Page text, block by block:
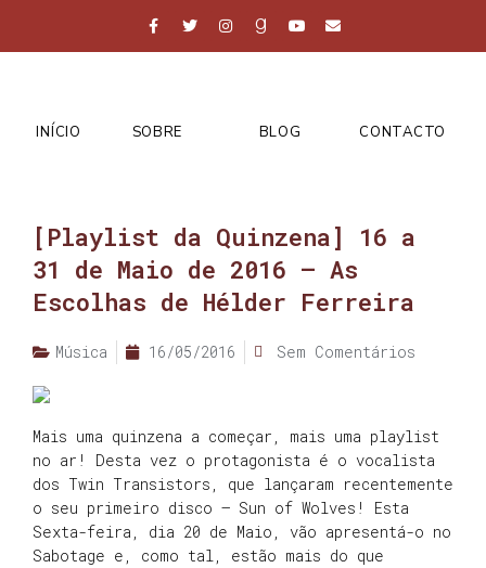
INÍCIO SOBRE BLOG CONTACTO
[Playlist da Quinzena] 16 a
31 de Maio de 2016 – As
Escolhas de Hélder Ferreira
Música 16/05/2016 Sem Comentários
Mais uma quinzena a começar, mais uma playlist
no ar! Desta vez o protagonista é o vocalista
dos Twin Transistors, que lançaram recentemente
o seu primeiro disco – Sun of Wolves! Esta
Sexta-feira, dia 20 de Maio, vão apresentá-o no
Sabotage e, como tal, estão mais do que